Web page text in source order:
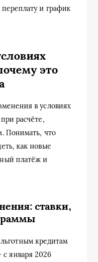
и график
это
в условиях
расчёте,
Понимать, что
как новые
платёж и
ставки,
кредитам
с января 2026